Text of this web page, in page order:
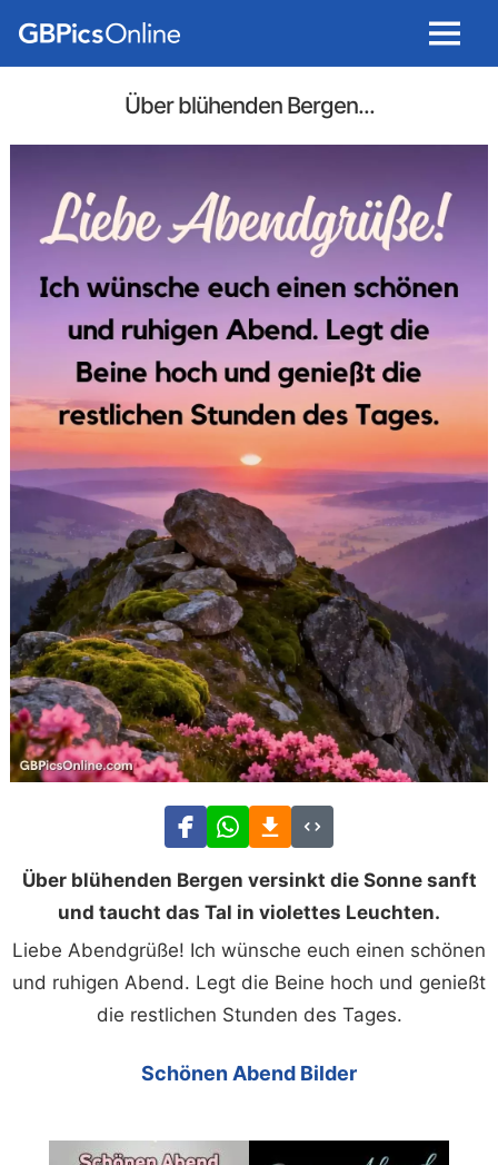
Menu
Über blühenden Bergen...
Über blühenden Bergen versinkt die Sonne sanft
und taucht das Tal in violettes Leuchten.
Liebe Abendgrüße! Ich wünsche euch einen schönen
und ruhigen Abend. Legt die Beine hoch und genießt
die restlichen Stunden des Tages.
Schönen Abend Bilder